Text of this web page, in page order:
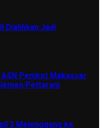
Dialihkan Jadi
Pemkot Makassar
Pettarani
3 Melenggang ke